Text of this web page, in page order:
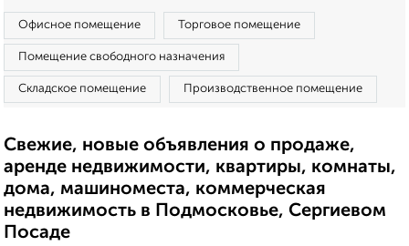
Офисное помещение Торговое помещение
Помещение свободного назначения
Складское помещение Производственное помещение
Свежие, новые объявления о продаже,
аренде недвижимости, квартиры, комнаты,
дома, машиноместа, коммерческая
недвижимость в Подмосковье, Сергиевом
Посаде